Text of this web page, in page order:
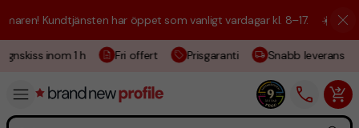
Kundtjänsten har öppet som vanligt vardagar kl. 8–17. ☀️ Vi är
inom 1 h Fri offert Prisgaranti Snabb leverans